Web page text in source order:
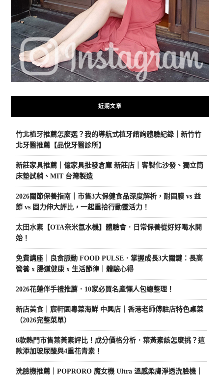
近期文章
竹北植牙推薦怎麼選？我的導航式植牙諮詢體驗紀錄｜新竹竹
北牙醫推薦【品悅牙醫診所】
新莊家具推薦｜億家具批發倉庫 新莊店｜客製化沙發、獨立筒
床墊試躺、MIT 台灣製造
2026關節保養指南｜市售3大保健食品深度解析，耐固膜 vs 益
節 vs 固力伸大評比，一起重拾行動靈活力！
太田水素【OTA奈米氫水機】體驗會．日常保養從好好喝水開
始！
免費講座｜良食脈動 FOOD PULSE．掌握成長3大關鍵：長高
營養 x 腸道健康 x 生活節律｜體驗心得
2026花蓮伴手禮推薦．10家必買名產懶人包總整理！
新店美食｜宸軒園粵菜海鮮 中興店｜香港老師傅駐店特色桌菜
（2026完整菜單）
8款熱門市售葉黃素評比！成分價格分析．葉黃素該怎麼挑？這
款添加玻尿酸與4重花青素！
洗臉機推薦｜POPRORO 魔女機 Ultra 溫感柔膚淨透洗臉機｜